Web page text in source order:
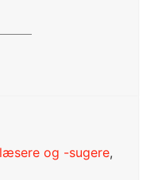
og -sugere,